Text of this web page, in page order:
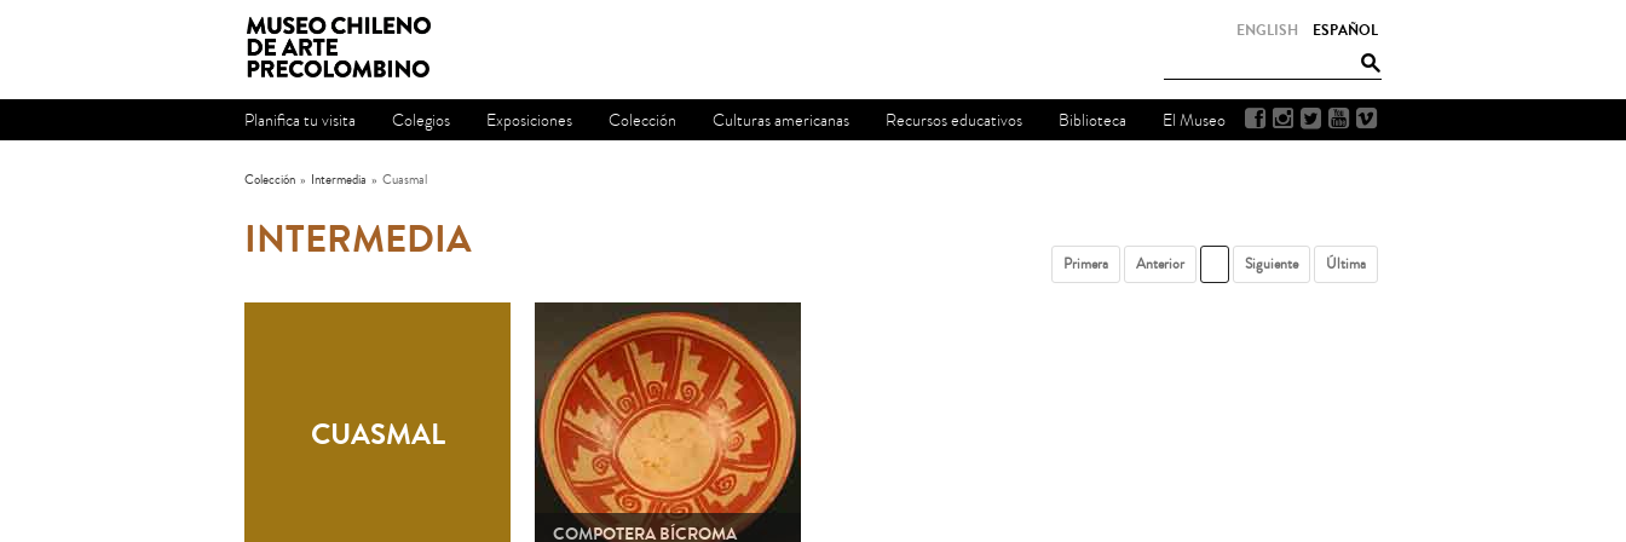
ESPAÑOL
ENGLISH
Planifica tu visita Colegios Exposiciones Colección Culturas americanas Recursos educativos Biblioteca El Museo
Colección » Intermedia » Cuasmal
INTERMEDIA
CUASMAL
Primera Anterior Siguiente Última
COMPOTERA BÍCROMA